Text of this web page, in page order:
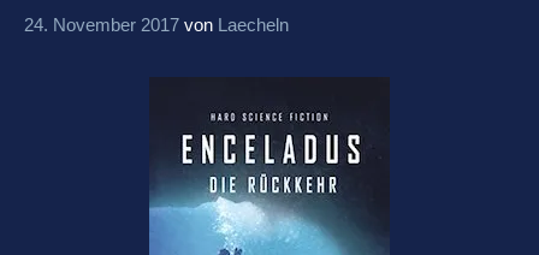
24. November 2017 von Laecheln